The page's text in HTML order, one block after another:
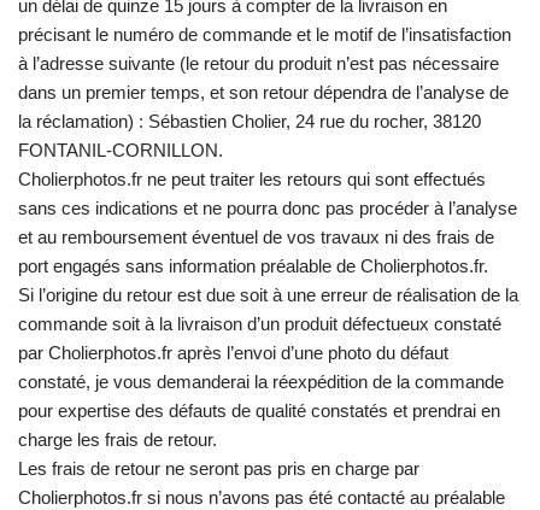
un délai de quinze 15 jours à compter de la livraison en
précisant le numéro de commande et le motif de l’insatisfaction
à l’adresse suivante (le retour du produit n’est pas nécessaire
dans un premier temps, et son retour dépendra de l’analyse de
la réclamation) : Sébastien Cholier, 24 rue du rocher, 38120
FONTANIL-CORNILLON.
Cholierphotos.fr ne peut traiter les retours qui sont effectués
sans ces indications et ne pourra donc pas procéder à l’analyse
et au remboursement éventuel de vos travaux ni des frais de
port engagés sans information préalable de Cholierphotos.fr.
Si l’origine du retour est due soit à une erreur de réalisation de la
commande soit à la livraison d’un produit défectueux constaté
par Cholierphotos.fr après l’envoi d’une photo du défaut
constaté, je vous demanderai la réexpédition de la commande
pour expertise des défauts de qualité constatés et prendrai en
charge les frais de retour.
Les frais de retour ne seront pas pris en charge par
Cholierphotos.fr si nous n’avons pas été contacté au préalable